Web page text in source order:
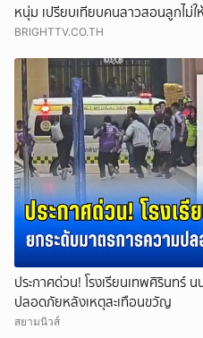
หนุ่ม เปรียบเทียบคนลาวสอนลูกไม่ใ
BRIGHTTV.CO.TH
ประกาศด่วน! โรงเรียนเทพศิรินทร์
ปลอดภัยหลังเหตุสะเทือนขวัญ
สยามนิวส์